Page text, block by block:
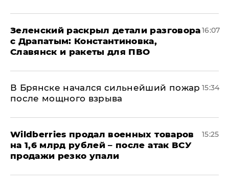
​Зеленский раскрыл детали разговора
с Драпатым: Константиновка,
Славянск и ракеты для ПВО
16:07
В Брянске начался сильнейший пожар
после мощного взрыва
15:34
​Wildberries продал военных товаров
на 1,6 млрд рублей – после атак ВСУ
продажи резко упали
15:25